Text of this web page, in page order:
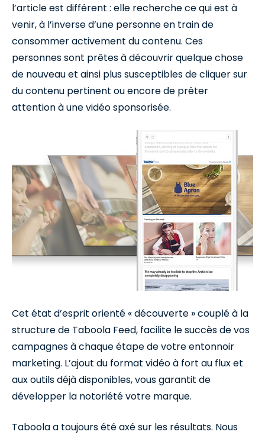
l’article est différent : elle recherche ce qui est à
venir, à l’inverse d’une personne en train de
consommer activement du contenu. Ces
personnes sont prêtes à découvrir quelque chose
de nouveau et ainsi plus susceptibles de cliquer sur
du contenu pertinent ou encore de prêter
attention à une vidéo sponsorisée.
Cet état d’esprit orienté « découverte » couplé à la
structure de Taboola Feed, facilite le succès de vos
campagnes à chaque étape de votre entonnoir
marketing. L’ajout du format vidéo à fort au flux et
aux outils déjà disponibles, vous garantit de
développer la notoriété votre marque.
Taboola a toujours été axé sur les résultats. Nous